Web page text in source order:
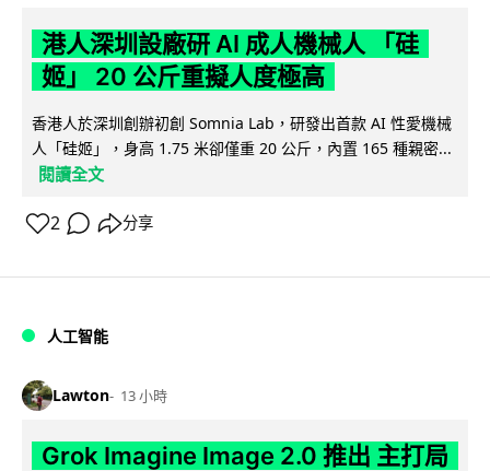
港人深圳設廠研 AI 成人機械人 「硅
姬」 20 公斤重擬人度極高
香港人於深圳創辦初創 Somnia Lab，研發出首款 AI 性愛機械
人「硅姬」，身高 1.75 米卻僅重 20 公斤，內置 165 種親密...
閱讀全文
2 分享
人工智能
Lawton 13 小時
Grok Imagine Image 2.0 推出 主打局